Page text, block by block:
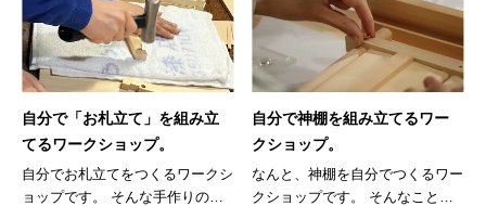
自分で「お札立て」を組み立
てるワークショップ。
自分でお札立てをつくるワークシ
ョップです。 そんな手作りの
自分で神棚を組み立てるワー
クショップ。
なんと、神棚を自分でつくるワー
クショップです。 そんなこと